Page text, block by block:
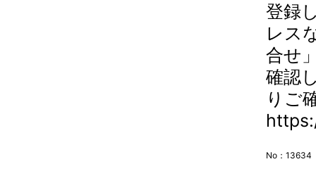
登録
レス
合せ
確認
りご
No：13634